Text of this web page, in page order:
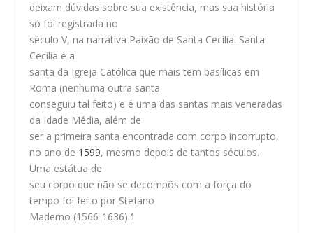
deixam dúvidas sobre sua existência, mas sua história
só foi registrada no
século V, na narrativa Paixão de Santa Cecília. Santa
Cecília é a
santa da Igreja Católica que mais tem basílicas em
Roma (nenhuma outra santa
conseguiu tal feito) e é uma das santas mais veneradas
da Idade Média, além de
ser a primeira santa encontrada com corpo incorrupto,
no ano de 1599, mesmo depois de tantos séculos.
Uma estátua de
seu corpo que não se decompôs com a força do
tempo foi feito por Stefano
Maderno (1566-1636).1